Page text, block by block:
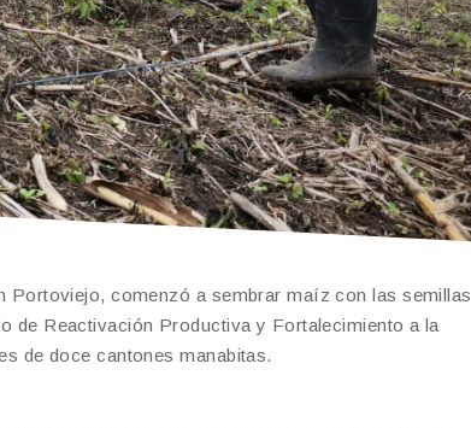
Portoviejo, comenzó a sembrar maíz con las semillas
de Reactivación Productiva y Fortalecimiento a la
de doce cantones manabitas.